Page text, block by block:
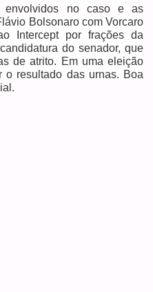
envolvidos no caso e as
Bolsonaro com Vorcaro
Intercept por frações da
do senador, que
de atrito. Em uma eleição
o resultado das urnas. Boa